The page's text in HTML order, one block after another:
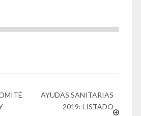
AYUDAS SANITARIAS
2019: LISTADO